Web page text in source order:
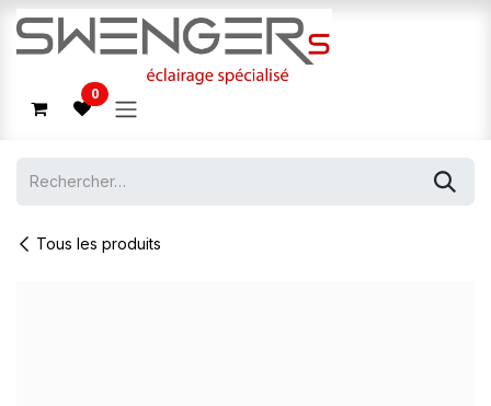
Se rendre au contenu
0
Tous les produits